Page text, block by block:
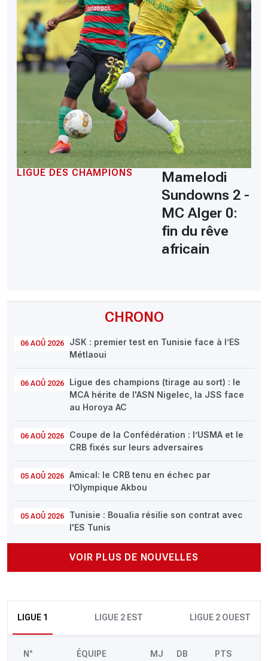
CHRONO
06 AOÛ 2026
JSK : premier test en Tunisie face à l’ES
Métlaoui
06 AOÛ 2026
Ligue des champions (tirage au sort) : le
MCA hérite de l'ASN Nigelec, la JSS face
au Horoya AC
06 AOÛ 2026
Coupe de la Confédération : l’USMA et le
CRB fixés sur leurs adversaires
05 AOÛ 2026
Amical: le CRB tenu en échec par
l’Olympique Akbou
05 AOÛ 2026
Tunisie : Boualia résilie son contrat avec
l'ES Tunis
VOIR PLUS DE NOUVELLES
LIGUE 1 LIGUE 2 EST LIGUE 2 OUEST
N° ÉQUIPE MJ DB PTS
LIGUE DES CHAMPIONS
Mamelodi
Sundowns 2 -
MC Alger 0:
fin du rêve
africain